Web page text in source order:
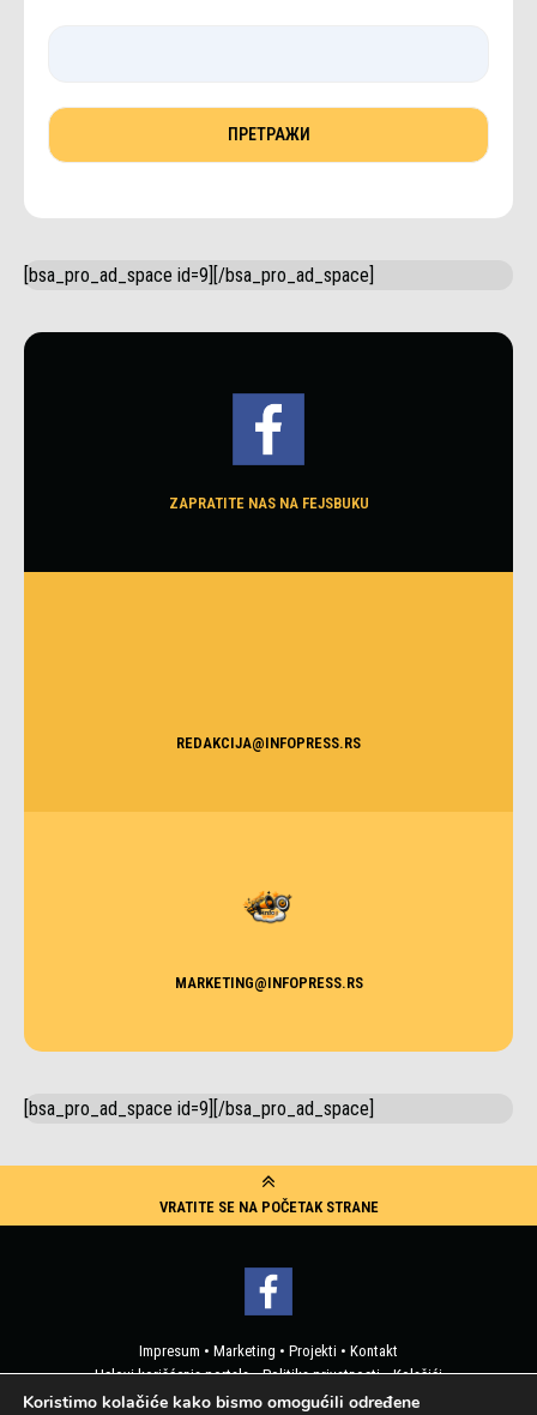
[bsa_pro_ad_space id=9][/bsa_pro_ad_space]
ZAPRATITE NAS NA FEJSBUKU
REDAKCIJA@INFOPRESS.RS
MARKETING@INFOPRESS.RS
[bsa_pro_ad_space id=9][/bsa_pro_ad_space]
VRATITE SE NA POČETAK STRANE
Impresum • Marketing • Projekti • Kontakt
Uslovi korišćenja portala•Politika privatnosti•Kolačići
Pristup korisničkim podacima
Koristimo kolačiće kako bismo omogućili određene